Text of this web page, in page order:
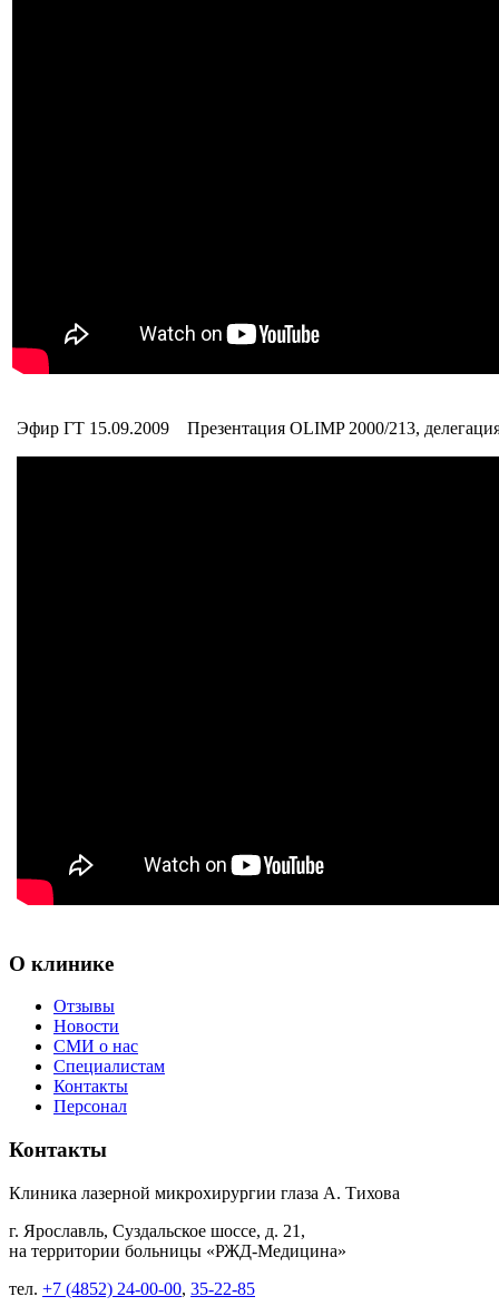
Эфир ГТ 15.09.2009 Презентация OLIMP 2000/213,
О клинике
Отзывы
Новости
СМИ о нас
Специалистам
Контакты
Персонал
Контакты
Клиника лазерной микрохирургии глаза А. Тихова
г. Ярославль, Суздальское шоссе, д. 21,
на территории больницы «РЖД-Медицина»
тел. +7 (4852) 24-00-00, 35-22-85